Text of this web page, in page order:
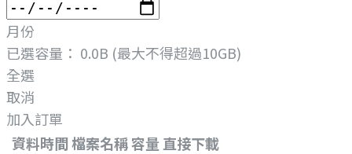
月份
已選容量： 0.0B (最大不得超過10GB)
全選
取消
加入訂單
資料時間檔案名稱容量直接下載